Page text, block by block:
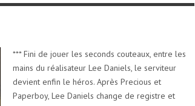
*** Fini de jouer les seconds couteaux, entre les
mains du réalisateur Lee Daniels, le serviteur
devient enfin le héros. Après Precious et
Paperboy, Lee Daniels change de registre et